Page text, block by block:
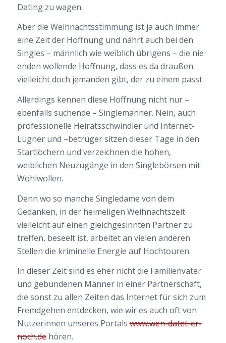
Dating zu wagen.
Aber die Weihnachtsstimmung ist ja auch immer
eine Zeit der Hoffnung und nährt auch bei den
Singles – männlich wie weiblich übrigens – die nie
enden wollende Hoffnung, dass es da draußen
vielleicht doch jemanden gibt, der zu einem passt.
Allerdings kennen diese Hoffnung nicht nur –
ebenfalls suchende – Singlemänner. Nein, auch
professionelle Heiratsschwindler und Internet-
Lügner und –betrüger sitzen dieser Tage in den
Startlöchern und verzeichnen die hohen,
weiblichen Neuzugänge in den Singlebörsen mit
Wohlwollen.
Denn wo so manche Singledame von dem
Gedanken, in der heimeligen Weihnachtszeit
vielleicht auf einen gleichgesinnten Partner zu
treffen, beseelt ist, arbeitet an vielen anderen
Stellen die kriminelle Energie auf Hochtouren.
In dieser Zeit sind es eher nicht die Familienväter
und gebundenen Männer in einer Partnerschaft,
die sonst zu allen Zeiten das Internet für sich zum
Fremdgehen entdecken, wie wir es auch oft von
Nutzerinnen unseres Portalswww.wen-datet-er-
noch.dehören.